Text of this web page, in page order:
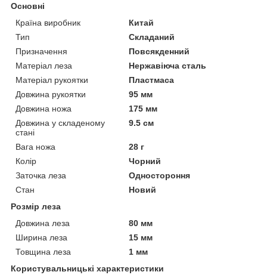
Основні
Країна виробник
Китай
Тип
Складаний
Призначення
Повсякденний
Матеріал леза
Нержавіюча сталь
Матеріал рукоятки
Пластмаса
Довжина рукоятки
95 мм
Довжина ножа
175 мм
Довжина у складеному
стані
9.5 см
Вага ножа
28 г
Колір
Чорний
Заточка леза
Одностороння
Стан
Новий
Розмір леза
Довжина леза
80 мм
Ширина леза
15 мм
Товщина леза
1 мм
Користувальницькі характеристики